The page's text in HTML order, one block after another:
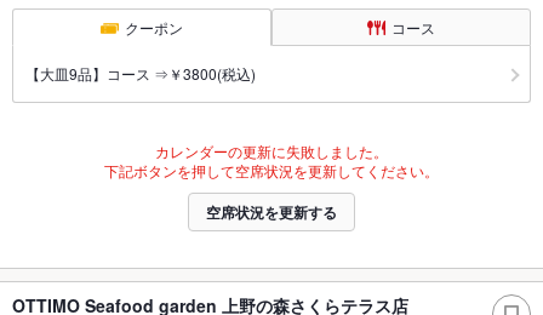
クーポン コース
【大皿9品】コース ⇒￥3800(税込)
カレンダーの更新に失敗しました。
下記ボタンを押して空席状況を更新してください。
空席状況を更新する
OTTIMO Seafood garden 上野の森さくらテラス店